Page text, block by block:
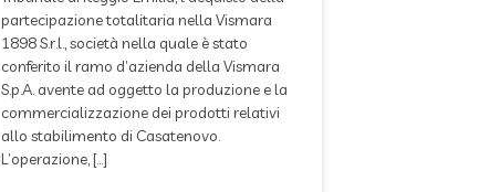
partecipazione totalitaria nella Vismara
1898 S.r.l., società nella quale è stato
conferito il ramo d’azienda della Vismara
S.p.A. avente ad oggetto la produzione e la
commercializzazione dei prodotti relativi
allo stabilimento di Casatenovo.
L’operazione, […]